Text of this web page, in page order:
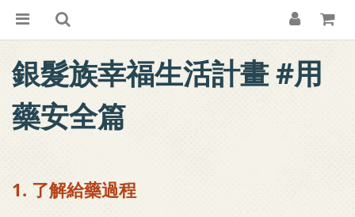
銀髮族幸福生活計畫 #用
藥安全篇
1. 了解給藥過程